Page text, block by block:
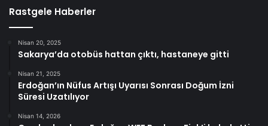
Rastgele Haberler
Nisan 20, 2025
Sakarya’da otobüs hattan çıktı, hastaneye gitti
Nisan 21, 2025
Erdoğan’ın Nüfus Artışı Uyarısı Sonrası Doğum İzni
Süresi Uzatılıyor
Nisan 14, 2026